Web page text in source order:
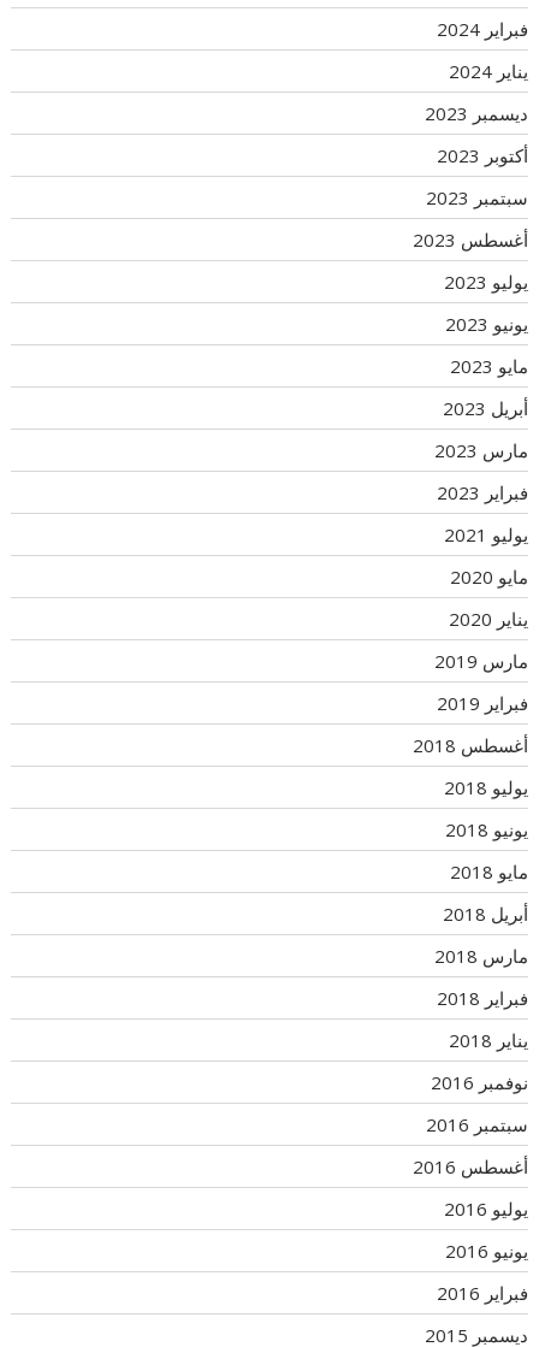
فبراير 2024
يناير 2024
ديسمبر 2023
أكتوبر 2023
سبتمبر 2023
أغسطس 2023
يوليو 2023
يونيو 2023
مايو 2023
أبريل 2023
مارس 2023
فبراير 2023
يوليو 2021
مايو 2020
يناير 2020
مارس 2019
فبراير 2019
أغسطس 2018
يوليو 2018
يونيو 2018
مايو 2018
أبريل 2018
مارس 2018
فبراير 2018
يناير 2018
نوفمبر 2016
سبتمبر 2016
أغسطس 2016
يوليو 2016
يونيو 2016
فبراير 2016
ديسمبر 2015